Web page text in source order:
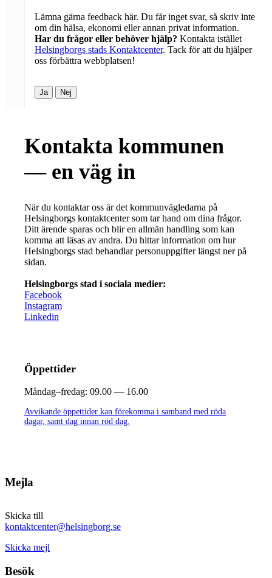
Lämna gärna feedback här. Du får inget svar, så skriv inte
om din hälsa, ekonomi eller annan privat information.
Har du frågor eller behöver hjälp? Kontakta istället
Helsingborgs stads Kontaktcenter. Tack för att du hjälper
oss förbättra webbplatsen!
Ja Nej
Kontakta kommunen
— en väg in
När du kontaktar oss är det kommunvägledarna på
Helsingborgs kontaktcenter som tar hand om dina frågor.
Ditt ärende sparas och blir en allmän handling som kan
komma att läsas av andra. Du hittar information om hur
Helsingborgs stad behandlar personuppgifter längst ner på
sidan.
Helsingborgs stad i sociala medier:
Facebook
Instagram
Linkedin
Öppettider
Måndag–fredag: 09.00 — 16.00
Avvikande öppettider kan förekomma i samband med röda
dagar, samt dag innan röd dag.
Mejla
Skicka till
kontaktcenter@helsingborg.se
Skicka mejl
Besök